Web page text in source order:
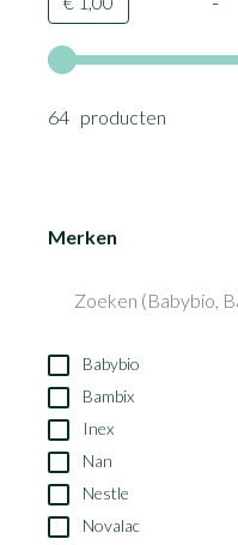
Gebruik de
64 producten
Merken
Babybio
Bambix
Inex
Nan
Nestle
Novalac